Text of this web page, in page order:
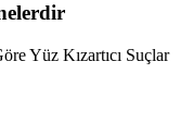
Yüz Kızartıcı Suçlar